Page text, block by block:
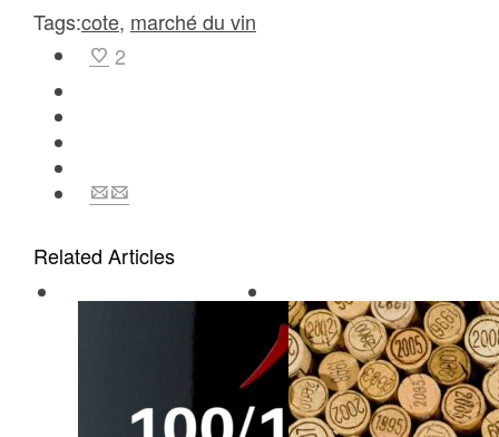
Tags:cote, marché du vin
2
Related Articles